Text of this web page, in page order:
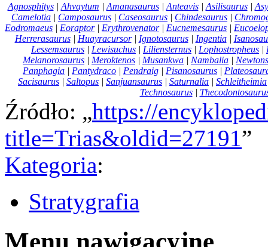
Agnosphitys| Ahvaytum | Amanasaurus| Anteavis| Asilisaurus|
Camelotia | Camposaurus | Caseosaurus | Chindesaurus |
Eodromaeus | Eoraptor| Erythrovenator| Eucnemesaurus |
Herrerasaurus| Huayracursor| Ignotosaurus| Ingentia|
Lessemsaurus | Lewisuchus | Liliensternus | Lophostropheus |
Melanorosaurus | Meroktenos | Musankwa | Nambalia |
Panphagia | Pantydraco | Pendraig | Pisanosaurus |
Sacisaurus | Saltopus | Sanjuansaurus | Saturnalia | Schleitheimia
Technosaurus|
Źródło: „https://
title=Trias&oldid=27191”
Kategoria:
Stratygrafia
Menu nawigacyjne